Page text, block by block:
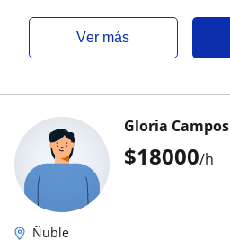
ver más
$18000/h
Gloria Campos
Ñuble